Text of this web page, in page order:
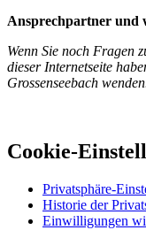
Ansprechpartner und
Wenn Sie noch Fragen
dieser Internetseite
Grossenseebach
Cookie-
Privatsphäre-
Historie der
Einwilligungen